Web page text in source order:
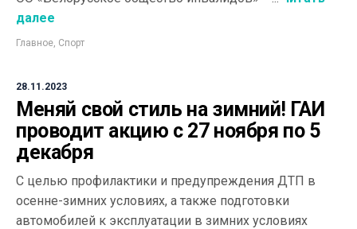
далее
Главное, Спорт
28.11.2023
Меняй свой стиль на зимний! ГАИ
проводит акцию с 27 ноября по 5
декабря
С целью профилактики и предупреждения ДТП в
осенне-зимних условиях, а также подготовки
автомобилей к эксплуатации в зимних условиях